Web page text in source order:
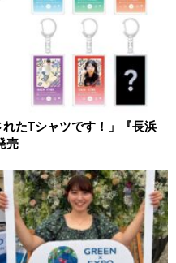
れたTシャツです！」『長浜
売